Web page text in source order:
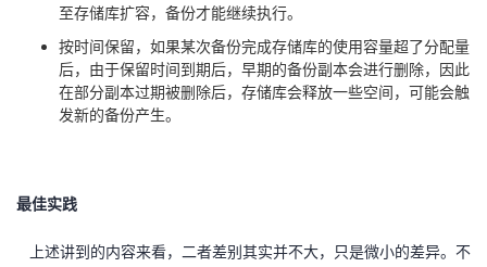
证实
验
的
收
议
至存储库扩容，备份才能继续执行。
按时间保留，如果某次备份完成存储库的使用容量超了分配量
后，由于保留时间到期后，早期的备份副本会进行删除，因此
在部分副本过期被删除后，存储库会释放一些空间，可能会触
发新的备份产生。
最佳实践
上述讲到的内容来看，二者差别其实并不大，只是微小的差异。不